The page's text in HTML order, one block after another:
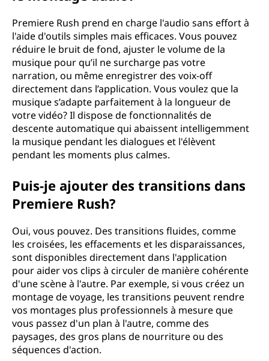
Premiere Rush prend en charge l'audio sans effort à
l'aide d'outils simples mais efficaces. Vous pouvez
réduire le bruit de fond, ajuster le volume de la
musique pour qu’il ne surcharge pas votre
narration, ou même enregistrer des voix-off
directement dans l’application. Vous voulez que la
musique s’adapte parfaitement à la longueur de
votre vidéo? Il dispose de fonctionnalités de
descente automatique qui abaissent intelligemment
la musique pendant les dialogues et l'élèvent
pendant les moments plus calmes.
Puis-je ajouter des transitions dans
Premiere Rush?
Oui, vous pouvez. Des transitions fluides, comme
les croisées, les effacements et les disparaissances,
sont disponibles directement dans l'application
pour aider vos clips à circuler de manière cohérente
d'une scène à l'autre. Par exemple, si vous créez un
montage de voyage, les transitions peuvent rendre
vos montages plus professionnels à mesure que
vous passez d'un plan à l'autre, comme des
paysages, des gros plans de nourriture ou des
séquences d'action.